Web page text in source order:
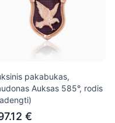
pakabukas,
Auksas 585°, rodis
€